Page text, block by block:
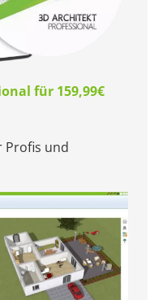
für 159,99€
Profis und